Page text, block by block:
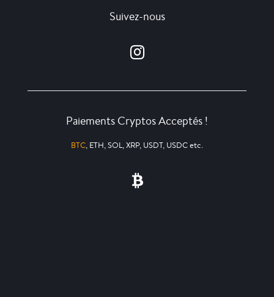
Suivez-nous
Paiements Cryptos Acceptés !
BTC, ETH, SOL, XRP, USDT, USDC etc.